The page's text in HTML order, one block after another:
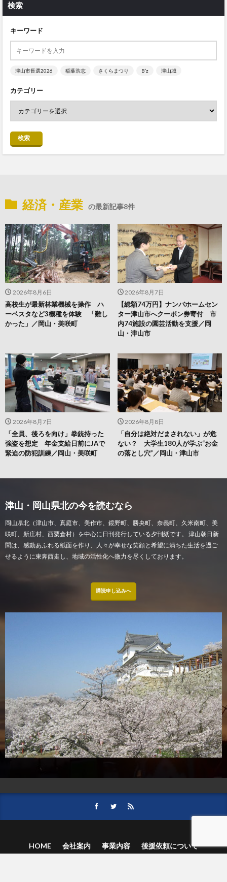
検索
キーワード
津山市長選2026 稲葉浩志 さくらまつり B’z 津山城
カテゴリー
検索
経済・産業 の最新記事8件
2026年8月8日
「自分は絶対だまされない」が危
ない？ 大学生180人が学ぶ“お金
の落とし穴”／岡山・津山市
2026年8月7日
「全員、後ろを向け」拳銃持った
強盗を想定 年金支給日前にJAで
緊迫の防犯訓練／岡山・美咲町
2026年8月7日
【総額74万円】ナンバホームセン
ター津山市へクーポン券寄付 市
内74施設の園芸活動を支援／岡
山・津山市
2026年8月6日
高校生が最新林業機械を操作 ハ
ーベスタなど3機種を体験 「難し
かった」／岡山・美咲町
津山・岡山県北の今を読むなら
岡山県北（津山市、真庭市、美作市、鏡野町、勝央町、奈義町、久米南町、美
咲町、新庄村、西粟倉村）を中心に日刊発行している夕刊紙です。 津山朝日新
聞は、感動あふれる紙面を作り、人々が幸せな笑顔と希望に満ちた生活を過ご
せるように東奔西走し、地域の活性化へ微力を尽くしております。
購読申し込みへ
HOME 会社案内 事業内容
後援依頼について